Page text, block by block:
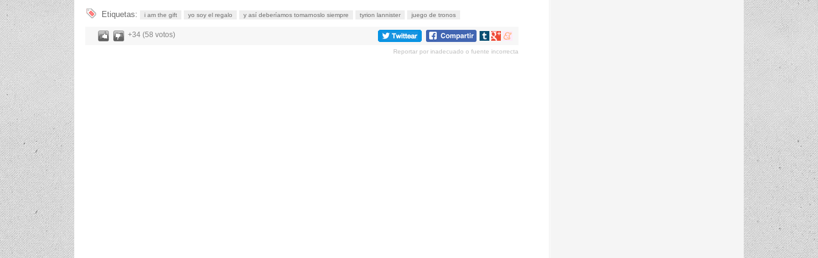
Etiquetas: i am the gift yo soy el regalo y así deberíamos tomarnoslo siempre tyrion lannister juego de tronos
+34 (58 votos)
Compartir
tumblr
Compartir
Google+
Compartir
meneame
Reportar por inadecuado o fuente incorrecta